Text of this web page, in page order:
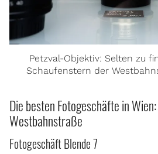
Petzval-Objektiv: Selten zu
Schaufenstern der
Die besten Fotogeschäfte in
Westbahnstraße
Fotogeschäft Blende 7